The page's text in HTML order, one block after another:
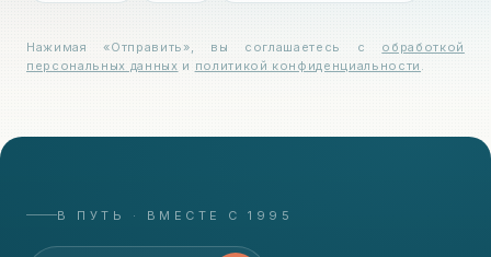
Нажимая «Отправить», вы соглашаетесь с
обработкой
персональных данных и политикой конфиденциальности .
В ПУТЬ · ВМЕСТЕ С 1995